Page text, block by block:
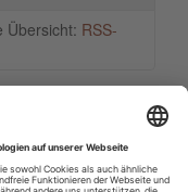
Übersicht: RSS-